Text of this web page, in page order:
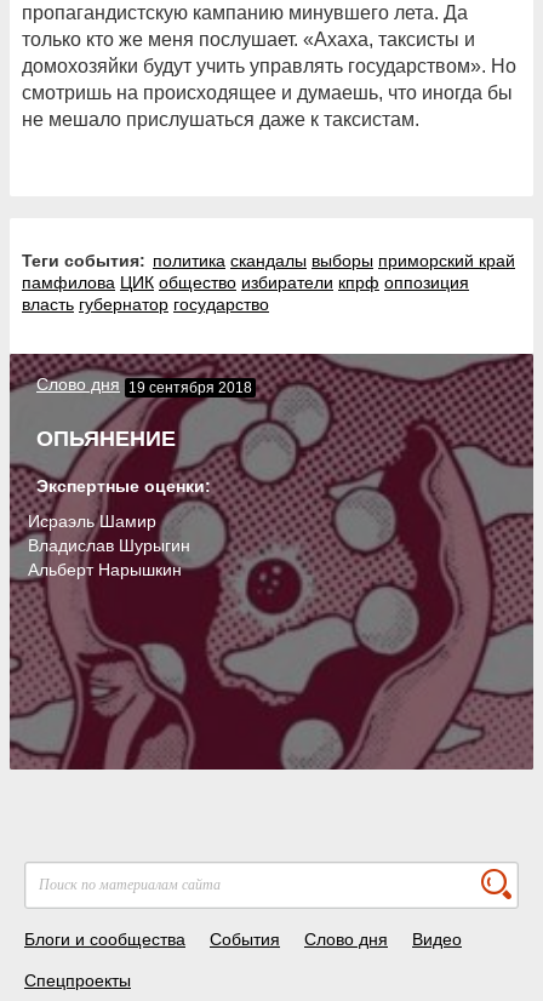
пропагандистскую кампанию минувшего лета. Да
только кто же меня послушает. «Ахаха, таксисты и
домохозяйки будут учить управлять государством». Но
смотришь на происходящее и думаешь, что иногда бы
не мешало прислушаться даже к таксистам.
Теги события: политика скандалы выборы приморский край
памфилова ЦИК общество избиратели кпрф оппозиция
власть губернатор государство
Слово дня 19 сентября 2018
ОПЬЯНЕНИЕ
Экспертные оценки:
Исраэль Шамир
Владислав Шурыгин
Альберт Нарышкин
Блоги и сообщества События Слово дня Видео
Спецпроекты